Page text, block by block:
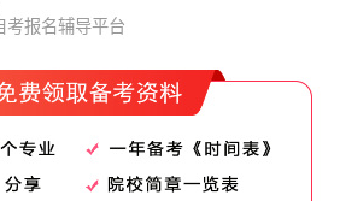
报名辅导平台